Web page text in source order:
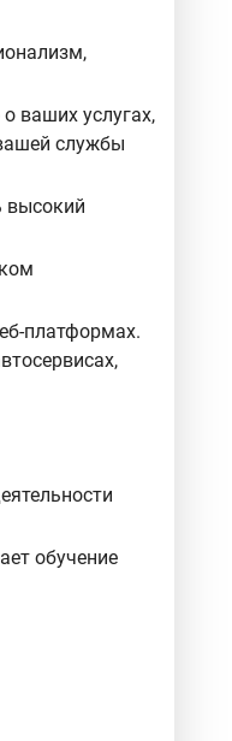
ваших услугах,
службы
высокий
платформах.
обучение